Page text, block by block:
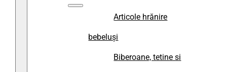
Articole hrănire
bebeluși
Biberoane, tetine si